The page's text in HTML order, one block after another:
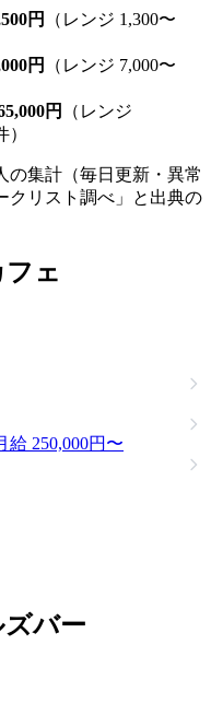
円
（レンジ 1,300〜
円
（レンジ 7,000〜
円
（レンジ
の集計（毎日更新・異常
クリスト調べ」と出典の
フェ
給 250,000円〜
バー